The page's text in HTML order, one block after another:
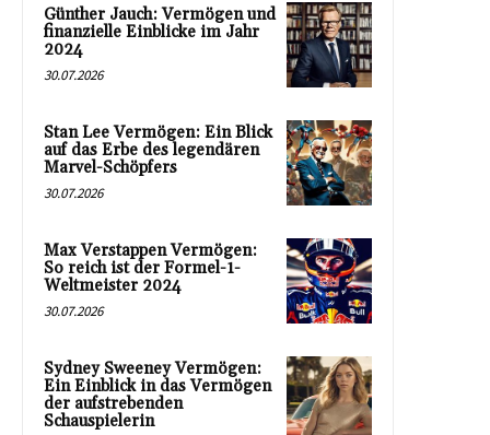
Günther Jauch: Vermögen und
finanzielle Einblicke im Jahr
2024
30.07.2026
Stan Lee Vermögen: Ein Blick
auf das Erbe des legendären
Marvel-Schöpfers
30.07.2026
Max Verstappen Vermögen:
So reich ist der Formel-1-
Weltmeister 2024
30.07.2026
Sydney Sweeney Vermögen:
Ein Einblick in das Vermögen
der aufstrebenden
Schauspielerin